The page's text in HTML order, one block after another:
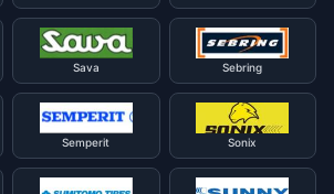
Sava Sebring
Semperit
Sonix